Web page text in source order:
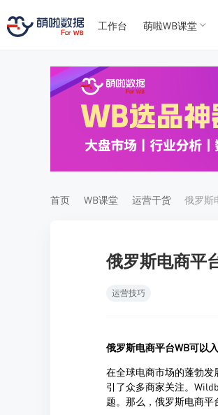
工作台 萌啦WB课堂
首页 WB课堂 运营干货 俄罗斯
俄罗斯电商平
运营技巧